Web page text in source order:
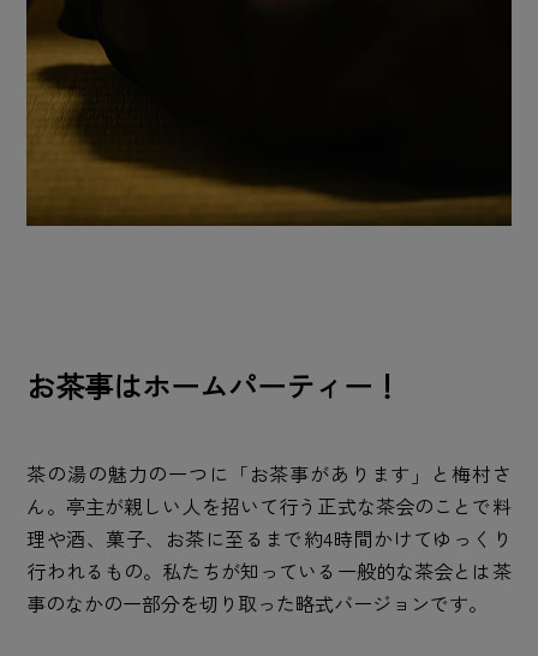
お茶事はホームパーティー！
茶の湯の魅力の一つに「お茶事があります」と梅村さ
ん。亭主が親しい人を招いて行う正式な茶会のことで料
理や酒、菓子、お茶に至るまで約4時間かけてゆっくり
行われるもの。私たちが知っている一般的な茶会とは茶
事のなかの一部分を切り取った略式バージョンです。